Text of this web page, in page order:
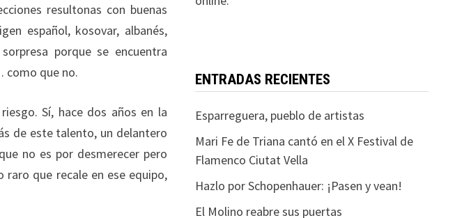
resultonas con buenas
español, kosovar, albanés,
porque se encuentra
como que no.
Sí, hace dos años en la
de este talento, un delantero
no es por desmerecer pero
raro que recale en ese equipo,
ENTRADAS RECIENTES
Esparreguera, pueblo de artistas
Mari Fe de Triana cantó en el X Festival de
Flamenco Ciutat Vella
Hazlo por Schopenhauer: ¡Pasen y vean!
El Molino reabre sus puertas